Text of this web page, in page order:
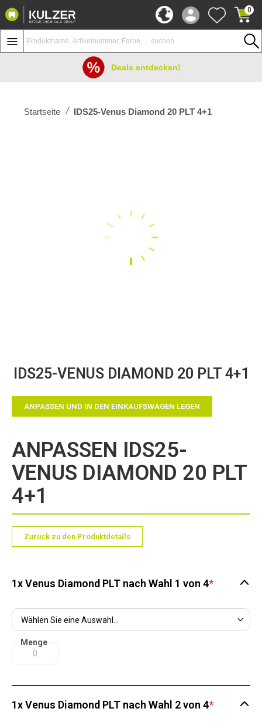
0
Deals entdecken!
Startseite IDS25-Venus Diamond 20 PLT 4+1
Anfang
Bildergalerie
springen
IDS25-VENUS DIAMOND 20 PLT 4+1
ANPASSEN UND IN DEN EINKAUFSWAGEN LEGEN
ANPASSEN IDS25-
VENUS DIAMOND 20 PLT
4+1
Zurück zu den Produktdetails
1x Venus Diamond PLT nach Wahl 1 von 4*
Menge
1x Venus Diamond PLT nach Wahl 2 von 4*